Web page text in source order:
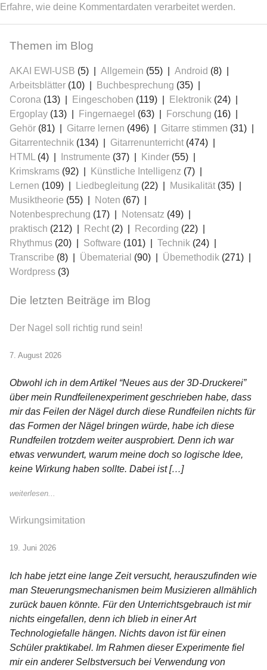
Erfahre, wie deine Kommentardaten verarbeitet werden.
Themen im Blog
AKAI EWI-USB (5) Allgemein (55) Android (8)
Arbeitsblätter (10) Buchbesprechung (35)
Corona (13) Eingeschoben (119) Elektronik (24)
Ergoplay (13) Fingernaegel (63) Forschung (16)
Gehör (81) Gitarre lernen (496) Gitarre stimmen (31)
Gitarrentechnik (134) Gitarrenunterricht(474)
HTML(4) Instrumente (37) Kinder (55)
Krimskrams (92) Künstliche Intelligenz (7)
Lernen (109) Liedbegleitung (22) Musikalität(35)
Musiktheorie (55) Noten (67)
Notenbesprechung (17) Notensatz (49)
praktisch (212) Recht(2) Recording (22)
Rhythmus (20) Software (101) Technik (24)
Transcribe (8) Übematerial (90) Übemethodik (271)
Wordpress (3)
Die letzten Beiträge im Blog
Der Nagel soll richtig rund sein!
7. August 2026
Obwohl ich in dem Artikel “Neues aus der 3D-Druckerei”
über mein Rundfeilenexperiment geschrieben habe, dass
mir das Feilen der Nägel durch diese Rundfeilen nichts für
das Formen der Nägel bringen würde, habe ich diese
Rundfeilen trotzdem weiter ausprobiert. Denn ich war
etwas verwundert, warum meine doch so logische Idee,
keine Wirkung haben sollte. Dabei ist […]
weiterlesen...
Wirkungsimitation
19. Juni 2026
Ich habe jetzt eine lange Zeit versucht, herauszufinden wie
man Steuerungsmechanismen beim Musizieren allmählich
zurück bauen könnte. Für den Unterrichtsgebrauch ist mir
nichts eingefallen, denn ich blieb in einer Art
Technologiefalle hängen. Nichts davon ist für einen
Schüler praktikabel. Im Rahmen dieser Experimente fiel
mir ein anderer Selbstversuch bei Verwendung von